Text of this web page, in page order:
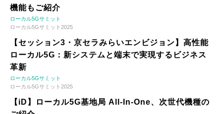
機能もご紹介
ローカル5Gサミット
ローカル5Gサミット2025
【セッション3・京セラみらいエンビジョン】高性能
ローカル5G：新システムと端末で実現するビジネス
革新
ローカル5Gサミット
ローカル5Gサミット2025
【iD】ローカル5G基地局 All-In-One、次世代機種の